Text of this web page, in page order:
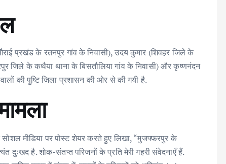
प्रखंड के रतनपुर गांव के निवासी), उदय कुमार (शिवहर जिले के
जिले के कथैया थाना के बिसतौलिया गांव के निवासी) और कृष्णनंदन
की पुष्टि जिला प्रशासन की ओर से की गयी है.
मीडिया पर पोस्ट शेयर करते हुए लिखा, “मुजफ्फरपुर के
दुःखद है. शोक-संतप्त परिजनों के प्रति मेरी गहरी संवेदनाएँ हैं.